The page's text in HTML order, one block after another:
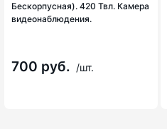
Бескорпусная). 420 Твл. Камера
видеонаблюдения.
700 руб. /шт.